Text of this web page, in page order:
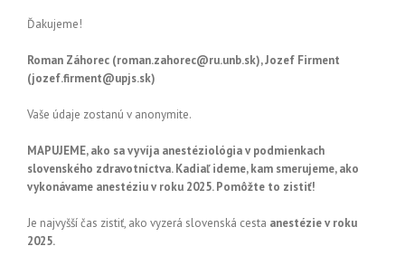
Ďakujeme!
Roman Záhorec (roman.zahorec@ru.unb.sk), Jozef Firment
(jozef.firment@upjs.sk)
Vaše údaje zostanú v anonymite.
MAPUJEME, ako sa vyvíja anestéziológia v podmienkach
slovenského zdravotníctva. Kadiaľ ideme, kam smerujeme, ako
vykonávame anestéziu v roku 2025. Pomôžte to zistiť!
Je najvyšší čas zistiť, ako vyzerá slovenská cesta anestézie v roku
2025.